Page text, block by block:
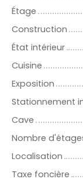
Étage
Construction
État intérieur
Cuisine
Exposition
Stationnement
Cave
Nombre
Localisation
Taxe foncière